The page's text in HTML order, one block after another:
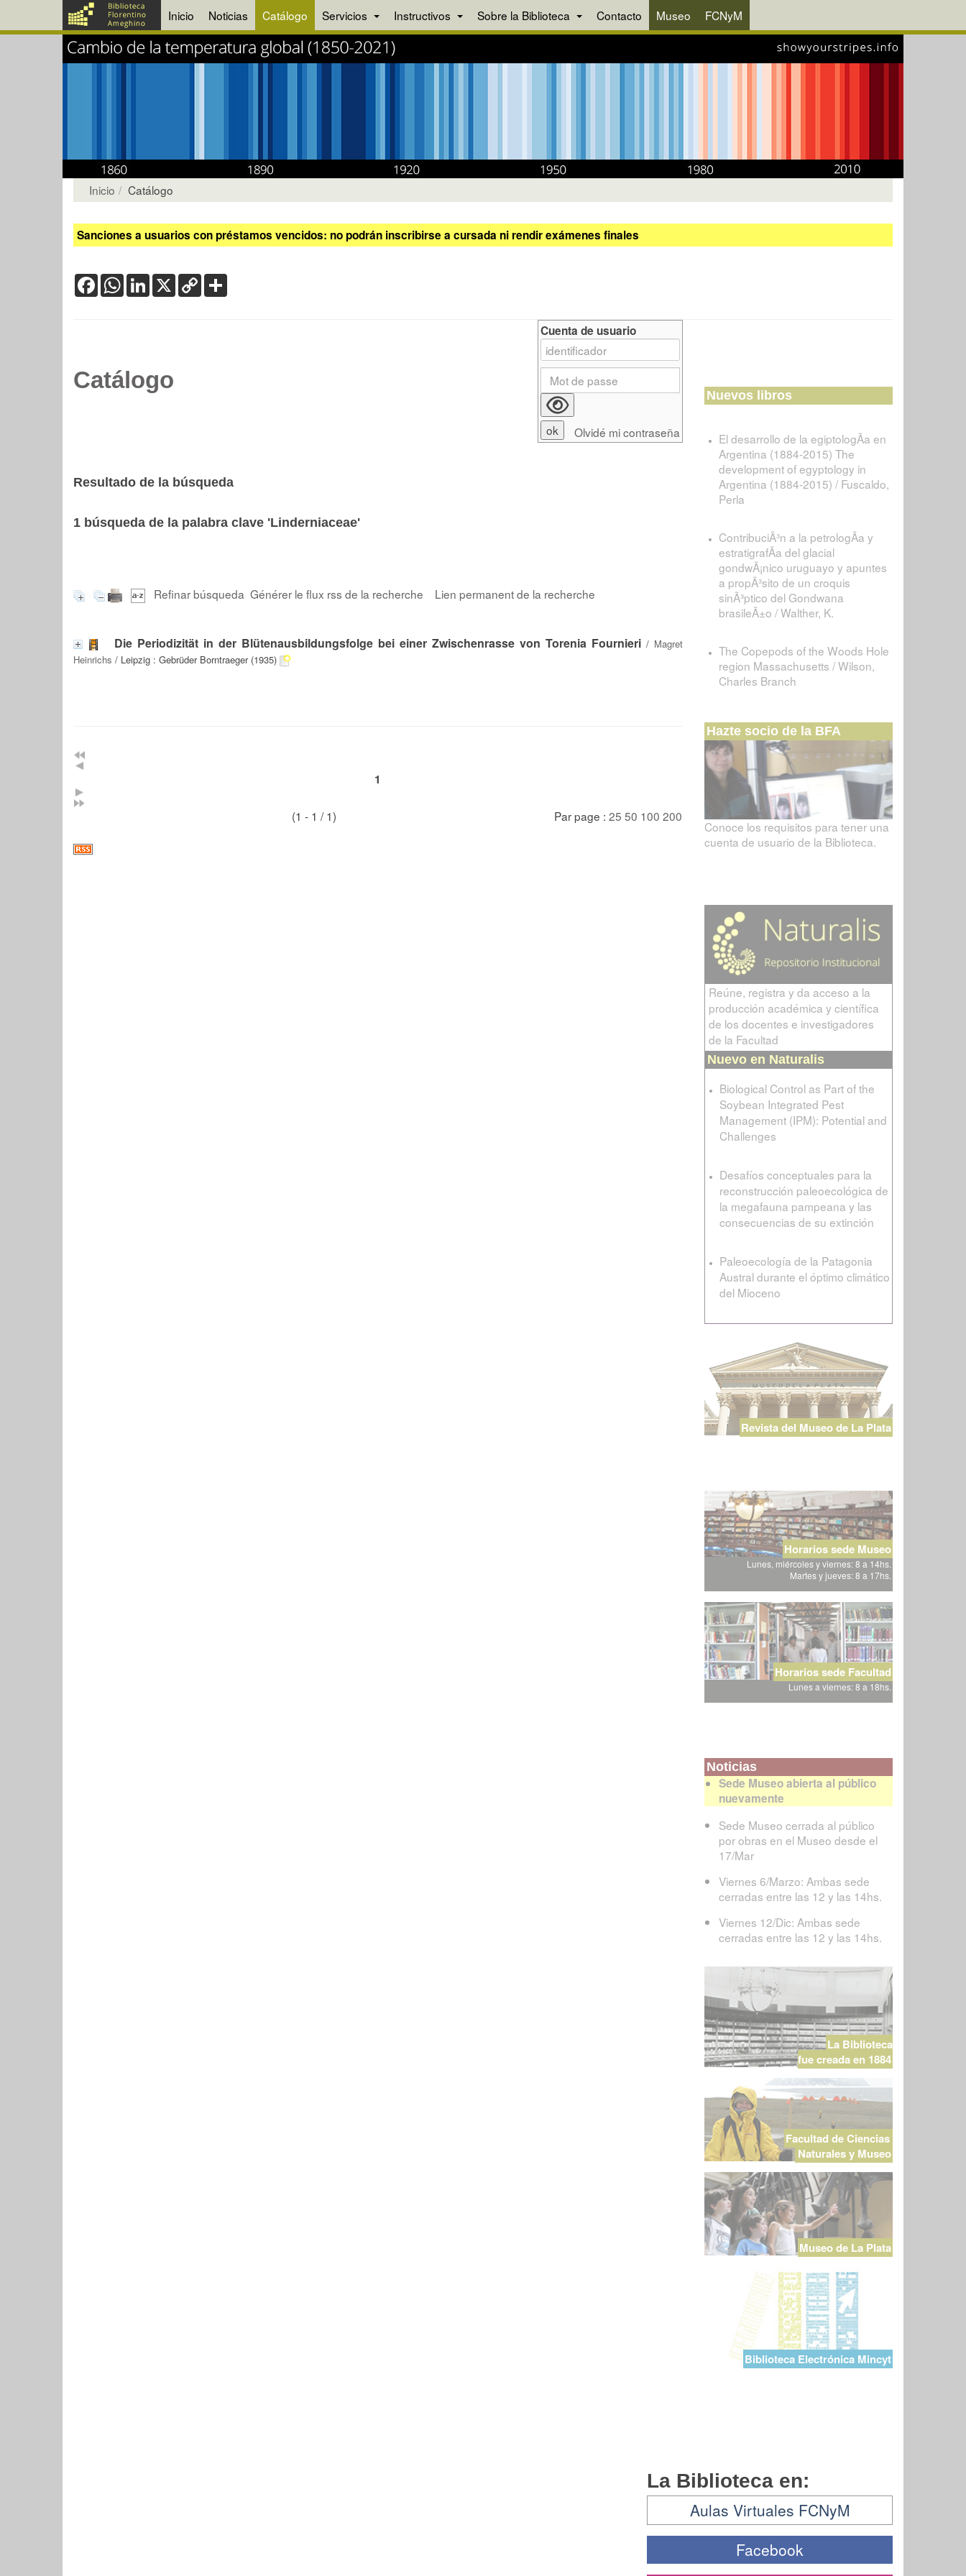
Inicio Noticias Catálogo Servicios Instructivos Sobre la Biblioteca Contacto Museo FCNyM
Inicio Catálogo
Sanciones a usuarios con préstamos vencidos: no podrán inscribirse a cursada ni rendir exámenes finales
FacebookWhatsApp
LinkedIn
X Copy
Link
Catálogo
Resultado de la búsqueda
1 búsqueda de la palabra clave 'Linderniaceae'
Refinar búsqueda Générer le flux rss de la recherche Lien permanent de la recherche
Die Periodizität in der Blütenausbildungsfolge bei einer Zwischenrasse von Torenia Fournieri/ Magret
Heinrichs / Leipzig : Gebrüder Borntraeger (1935)
1
(1 - 1 / 1) Par page : 25 50 100 200
Cuenta de usuario
Olvidé mi contraseña
Nuevos libros
El desarrollo de la egiptologÃ­a en
Argentina (1884-2015) The
development of egyptology in
Argentina (1884-2015) / Fuscaldo,
Perla
ContribuciÃ³n a la petrologÃ­a y
estratigrafÃ­a del glacial
gondwÃ¡nico uruguayo y apuntes
a propÃ³sito de un croquis
sinÃ³ptico del Gondwana
brasileÃ±o / Walther, K.
The Copepods of the Woods Hole
region Massachusetts / Wilson,
Charles Branch
Hazte socio de la BFA
Conoce los requisitos para tener una
cuenta de usuario de la Biblioteca.
Reúne, registra y da acceso a la
producción académica y científica
de los docentes e investigadores
de la Facultad
Nuevo en Naturalis
Biological Control as Part of the
Soybean Integrated Pest
Management (IPM): Potential and
Challenges
Desafíos conceptuales para la
reconstrucción paleoecológica de
la megafauna pampeana y las
consecuencias de su extinción
Paleoecología de la Patagonia
Austral durante el óptimo climático
del Mioceno
Revista del Museo de La Plata
Horarios sede Museo
Lunes, miércoles y viernes: 8 a 14hs.
Martes y jueves: 8 a 17hs.
Horarios sede Facultad
Lunes a viernes: 8 a 18hs.
Noticias
Sede Museo abierta al público
nuevamente
Sede Museo cerrada al público
por obras en el Museo desde el
17/Mar
Viernes 6/Marzo: Ambas sede
cerradas entre las 12 y las 14hs.
Viernes 12/Dic: Ambas sede
cerradas entre las 12 y las 14hs.
La Biblioteca
fue creada en 1884
Facultad de Ciencias
Naturales y Museo
Museo de La Plata
Biblioteca Electrónica Mincyt
La Biblioteca en:
Aulas Virtuales FCNyM
Facebook